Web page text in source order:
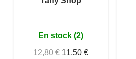
En stock (2)
12,80 € 11,50 €